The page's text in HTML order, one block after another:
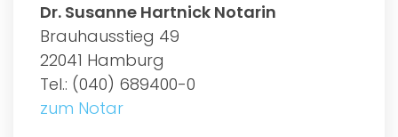
Dr. Susanne Hartnick Notarin
Brauhausstieg 49
22041 Hamburg
Tel.: (040) 689400-0
zum Notar